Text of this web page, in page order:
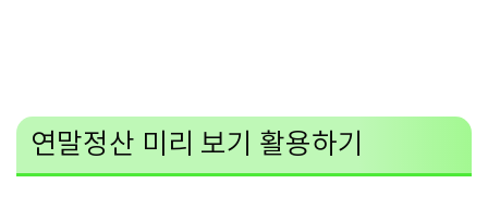
연말정산 미리 보기 활용하기